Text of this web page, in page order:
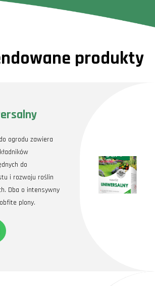
produkty
ogrodu zawiera
do
i rozwoju roślin
Dba o intensywny
plony.